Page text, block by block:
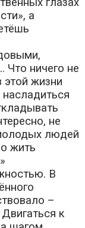
а
Что ничего не
этой жизни
не
людей
жить
В
–
к